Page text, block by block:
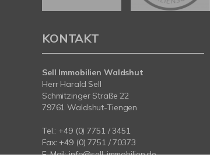
KONTAKT
Sell Immobilien Waldshut
Herr Harald Sell
Schmitzinger Straße 22
79761 Waldshut-Tiengen
Tel.: +49 (0) 7751 / 3451
Fax: +49 (0) 7751 / 70373
E-Mail:info@sell-immobilien.de